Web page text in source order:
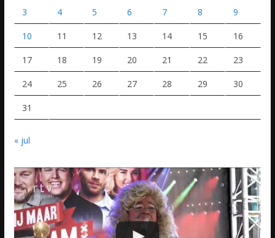
3 4 5 6 7 8 9
10 11 12 13 14 15 16
17 18 19 20 21 22 23
24 25 26 27 28 29 30
31
« jul